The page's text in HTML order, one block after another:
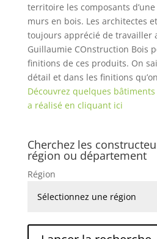
territoire les composants
murs en bois. Les architectes
toujours apprécié de travailler
Guillaumie COnstruction Bois
finitions de ces produits. On
détail et dans les finitions
Découvrez quelques
a réalisé en cliquant ici
Cherchez les
région ou département
Région